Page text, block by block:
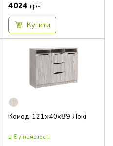
Оцінка
0.00
з
4024 грн
Купити
Комод 121x40x89 Локі
Є у наявності